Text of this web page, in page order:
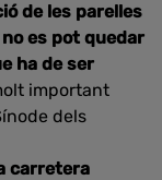
de les parelles
es pot quedar
ha de ser
important
dels
carretera